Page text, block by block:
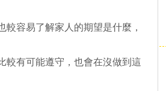
容易了解家人的期望是什麼，
較有可能遵守，也會在沒做到這